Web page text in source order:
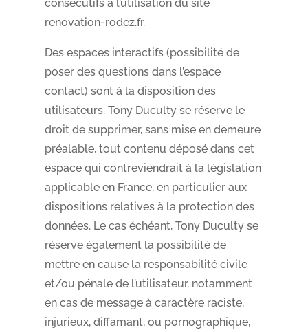
consécutifs à l’utilisation du site
renovation-rodez.fr.
Des espaces interactifs (possibilité de
poser des questions dans l’espace
contact) sont à la disposition des
utilisateurs. Tony Duculty se réserve le
droit de supprimer, sans mise en demeure
préalable, tout contenu déposé dans cet
espace qui contreviendrait à la législation
applicable en France, en particulier aux
dispositions relatives à la protection des
données. Le cas échéant, Tony Duculty se
réserve également la possibilité de
mettre en cause la responsabilité civile
et/ou pénale de l’utilisateur, notamment
en cas de message à caractère raciste,
injurieux, diffamant, ou pornographique,